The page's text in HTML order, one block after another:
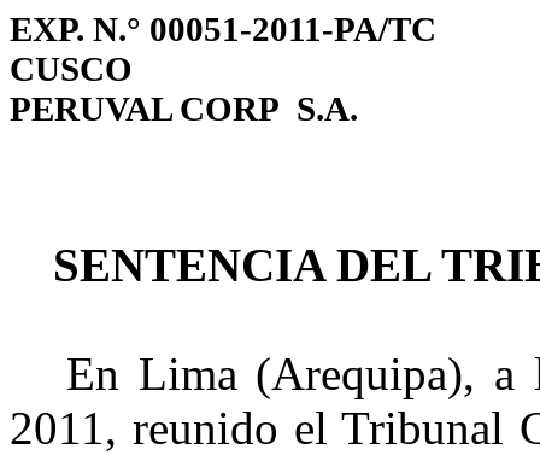
EXP. N.° 00051-2011-PA/TC
CUSCO
PERUVAL CORP S.A.
SENTENCIA DEL
En Lima (Arequipa), a
2011, reunido el Tribunal